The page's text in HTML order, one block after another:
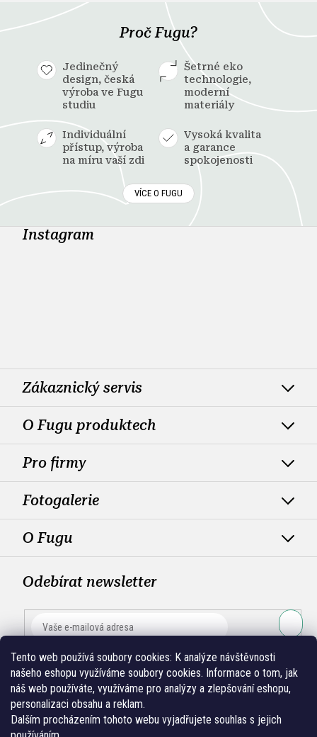
Tento web používá soubory cookies: K analýze návštěvnosti
našeho eshopu využíváme soubory cookies. Informace o tom, jak
náš web používáte, využíváme pro analýzy a zlepšování eshopu,
personalizaci obsahu a reklam.
Dalším procházením tohoto webu vyjadřujete souhlas s jejich
Proč Fugu?
Jedinečný
design, česká
výroba ve Fugu
studiu
Šetrné eko
technologie,
moderní
materiály
Individuální
přístup, výroba
na míru vaší zdi
Vysoká kvalita
a garance
spokojenosti
VÍCE O FUGU
Instagram
Zákaznický servis
O Fugu produktech
Pro firmy
Fotogalerie
O Fugu
Odebírat newsletter